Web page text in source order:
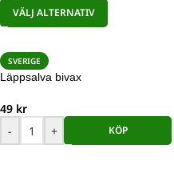
VÄLJ ALTERNATIV
SVERIGE
Läppsalva bivax
49 kr
-
+ KÖP